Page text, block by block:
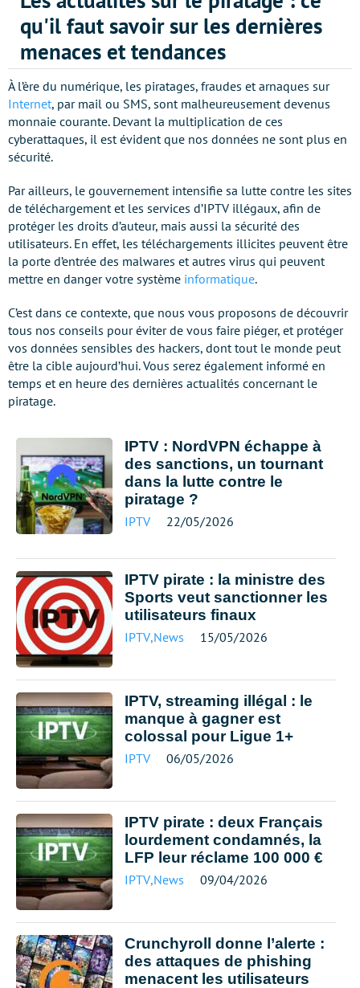
qu'il faut savoir sur les dernières
menaces et tendances
À l’ère du numérique, les piratages, fraudes et arnaques sur
Internet, par mail ou SMS, sont malheureusement devenus
monnaie courante. Devant la multiplication de ces
cyberattaques, il est évident que nos données ne sont plus en
sécurité.
Par ailleurs, le gouvernement intensifie sa lutte contre les sites
de téléchargement et les services d’IPTV illégaux, afin de
protéger les droits d’auteur, mais aussi la sécurité des
utilisateurs. En effet, les téléchargements illicites peuvent être
la porte d’entrée des malwares et autres virus qui peuvent
mettre en danger votre système informatique.
C’est dans ce contexte, que nous vous proposons de découvrir
tous nos conseils pour éviter de vous faire piéger, et protéger
vos données sensibles des hackers, dont tout le monde peut
être la cible aujourd’hui. Vous serez également informé en
temps et en heure des dernières actualités concernant le
piratage.
IPTV : NordVPN échappe à
des sanctions, un tournant
dans la lutte contre le
piratage ?
IPTV 22/05/2026
IPTV pirate : la ministre des
Sports veut sanctionner les
utilisateurs finaux
IPTV,News 15/05/2026
IPTV, streaming illégal : le
manque à gagner est
colossal pour Ligue 1+
IPTV 06/05/2026
IPTV pirate : deux Français
lourdement condamnés, la
LFP leur réclame 100 000 €
IPTV,News 09/04/2026
Crunchyroll donne l’alerte :
des attaques de phishing
menacent les utilisateurs